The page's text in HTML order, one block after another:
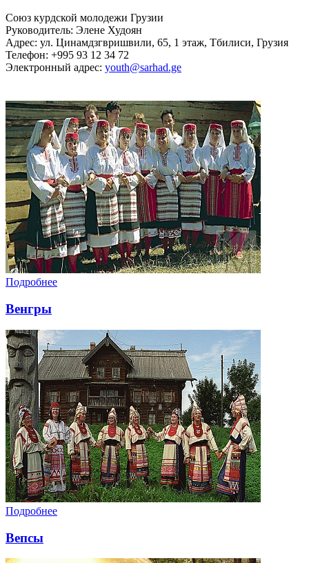
Союз курдской молодежи Грузии
Руководитель: Элене Худоян
Адрес: ул. Цинамдзгвришвили, 65, 1 этаж, Тбилиси, Грузия
Телефон: +995 93 12 34 72
Электронный адрес: youth@sarhad.ge
Подробнее
Венгры
Подробнее
Вепсы